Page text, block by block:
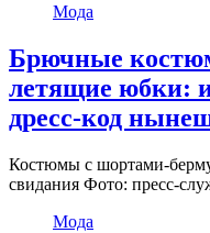
Мода
Брючные
летящие юбки:
дресс-код
Костюмы с шортами-
свидания Фото: пресс-
Мода